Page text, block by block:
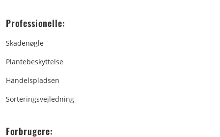
Professionelle:
Skadenøgle
Plantebeskyttelse
Handelspladsen
Sorteringsvejledning
Forbrugere: